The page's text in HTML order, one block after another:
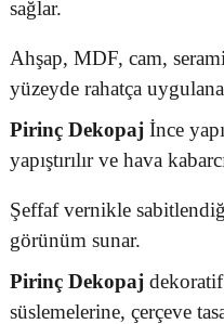
sağlar.
Ahşap, MDF, cam,
yüzeyde rahatça
Pirinç Dekopaj İnce
yapıştırılır ve hava
Şeffaf vernikle
görünüm sunar.
Pirinç Dekopaj
süslemelerine, çerçeve